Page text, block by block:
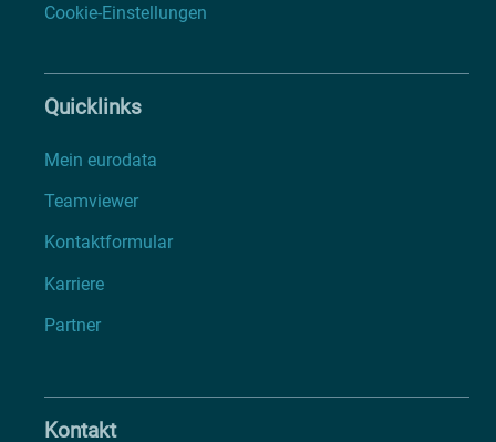
Cookie-Einstellungen
Quicklinks
Mein eurodata
Teamviewer
Kontaktformular
Karriere
Partner
Kontakt